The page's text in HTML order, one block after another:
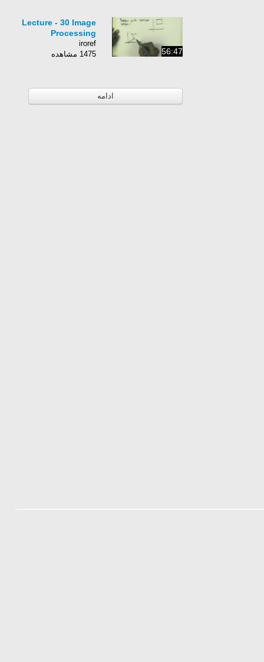
56:47
Lecture - 30 Image
Processing
iroref
1475 مشاهده
ادامه